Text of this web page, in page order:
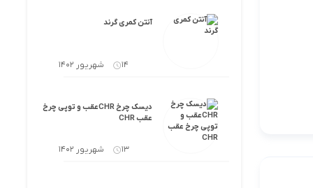
آنتن کمری گرند
14 شهریور 1402
دیسک چرخ CHRعقب و توپی چرخ
عقب CHR
13 شهریور 1402